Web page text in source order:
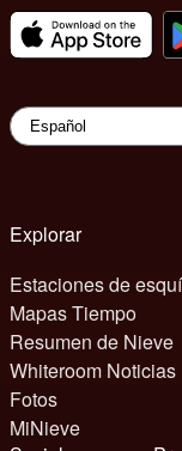
Explorar
Estaciones de esquí
Mapas Tiempo
Resumen de Nieve
Whiteroom Noticias
Fotos
MiNieve